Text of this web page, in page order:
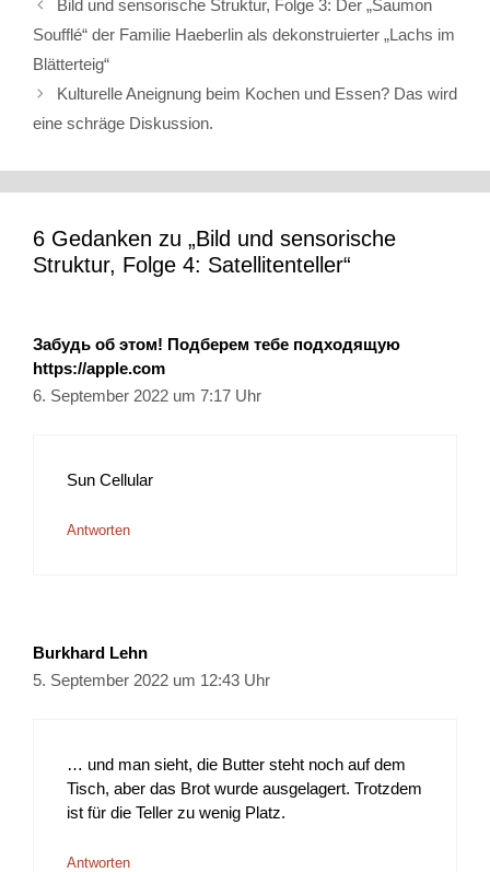
Bild und sensorische Struktur, Folge 3: Der „Saumon
Soufflé“ der Familie Haeberlin als dekonstruierter „Lachs im
Blätterteig“
Kulturelle Aneignung beim Kochen und Essen? Das wird
eine schräge Diskussion.
6 Gedanken zu „Bild und sensorische
Struktur, Folge 4: Satellitenteller“
Забудь об этом! Подберем тебе подходящую
https://apple.com
6. September 2022 um 7:17 Uhr
Sun Cellular
Antworten
Burkhard Lehn
5. September 2022 um 12:43 Uhr
… und man sieht, die Butter steht noch auf dem
Tisch, aber das Brot wurde ausgelagert. Trotzdem
ist für die Teller zu wenig Platz.
Antworten